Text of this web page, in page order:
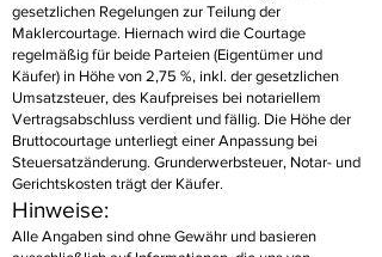
gesetzlichen Regelungen zur Teilung der
Maklercourtage. Hiernach wird die Courtage
regelmäßig für beide Parteien (Eigentümer und
Käufer) in Höhe von 2,75 %, inkl. der gesetzlichen
Umsatzsteuer, des Kaufpreises bei notariellem
Vertragsabschluss verdient und fällig. Die Höhe der
Bruttocourtage unterliegt einer Anpassung bei
Steuersatzänderung. Grunderwerbsteuer, Notar- und
Gerichtskosten trägt der Käufer.
Hinweise:
Alle Angaben sind ohne Gewähr und basieren